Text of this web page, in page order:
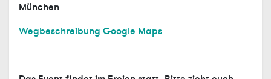
München
Wegbeschreibung Google Maps